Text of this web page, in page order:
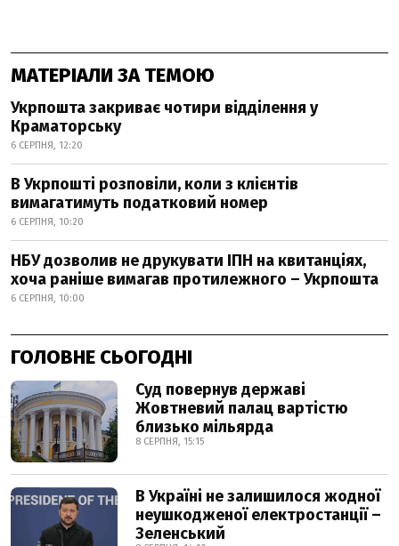
МАТЕРІАЛИ ЗА ТЕМОЮ
Укрпошта закриває чотири відділення у
Краматорську
6 СЕРПНЯ, 12:20
В Укрпошті розповіли, коли з клієнтів
вимагатимуть податковий номер
6 СЕРПНЯ, 10:20
НБУ дозволив не друкувати ІПН на квитанціях,
хоча раніше вимагав протилежного – Укрпошта
6 СЕРПНЯ, 10:00
ГОЛОВНЕ СЬОГОДНІ
Суд повернув державі
Жовтневий палац вартістю
близько мільярда
8 СЕРПНЯ, 15:15
В Україні не залишилося жодної
неушкодженої електростанції –
Зеленський